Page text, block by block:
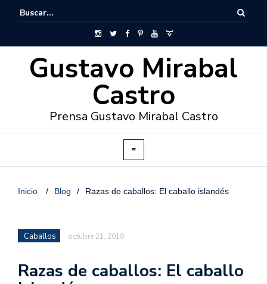
Gustavo Mirabal
Castro
Prensa Gustavo Mirabal Castro
Inicio / Blog / Razas de caballos: El caballo islandés
Caballos octubre 21, 2018
Razas de caballos: El caballo